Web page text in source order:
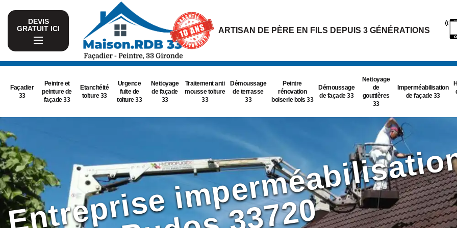
DEVIS
GRATUIT ICI
ARTISAN DE PÈRE EN FILS DEPUIS 3 GÉNÉRATIONS
Façadier
33
Peintre et
peinture de
façade 33
Etanchéité
toiture 33
Urgence
fuite de
toiture 33
Nettoyage
de façade
33
Traitement anti
mousse toiture
33
Démoussage
de terrasse
33
Peintre
rénovation
boiserie bois 33
Démoussage
de façade 33
Nettoyage
de
gouttières
33
Imperméabilisation
de façade 33